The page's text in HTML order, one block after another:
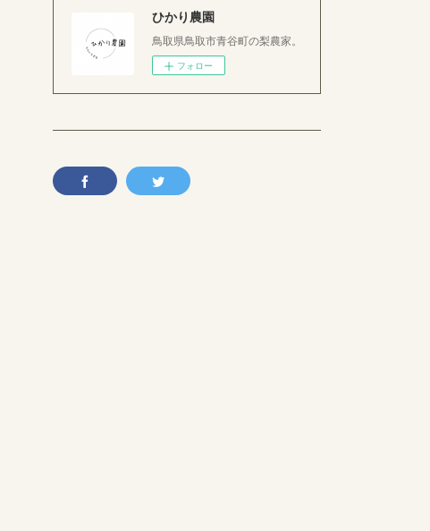
ひかり農園
鳥取県鳥取市青谷町の梨農家。
フォロー